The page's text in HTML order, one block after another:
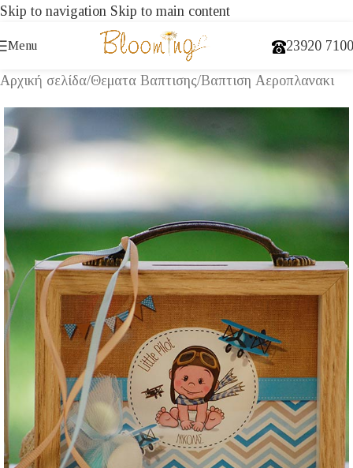
Skip to navigation Skip to main content
Menu 23920
Αρχική σελίδα/Θεματα Βαπτισης/Βαπτιση Αεροπλανακι